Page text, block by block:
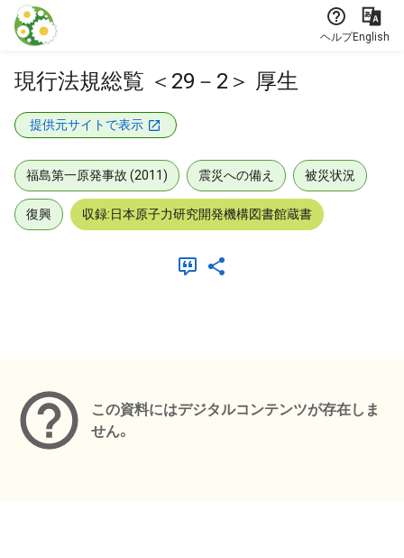
本文に飛ぶ
ヘルプEnglish
現行法規総覧 ＜29－2＞ 厚生
提供元サイトで表示
福島第一原発事故 (2011) 震災への備え 被災状況
復興 収録:日本原子力研究開発機構図書館蔵書
この資料にはデジタルコンテンツが存在しま
せん。